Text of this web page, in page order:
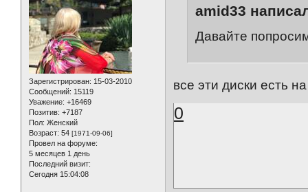
Зарегистрирован: 15-03-2010
Сообщений: 15119
Уважение: +16469
Позитив: +7187
Пол: Женский
Возраст: 54 [1971-09-06]
Провел на форуме:
5 месяцев 1 день
Последний визит:
Сегодня 15:04:08
amid33
Давайте
все эти диски есть
0